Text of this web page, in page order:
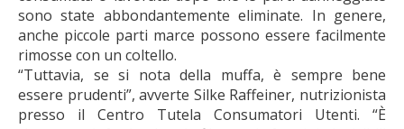
sono state abbondantemente eliminate. In genere,
anche piccole parti marce possono essere facilmente
rimosse con un coltello.
“Tuttavia, se si nota della muffa, è sempre bene
essere prudenti”, avverte Silke Raffeiner, nutrizionista
presso il Centro Tutela Consumatori Utenti. “È